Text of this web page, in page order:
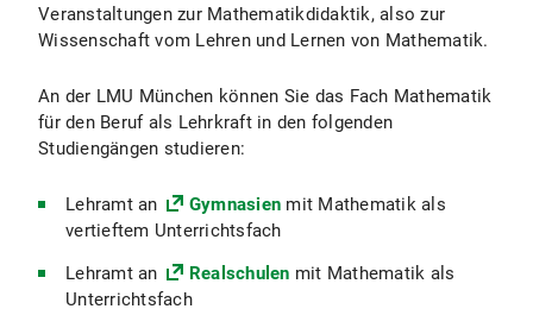
Veranstaltungen zur Mathematikdidaktik, also zur
Wissenschaft vom Lehren und Lernen von Mathematik.
An der LMU München können Sie das Fach Mathematik
für den Beruf als Lehrkraft in den folgenden
Studiengängen studieren:
Lehramt an Gymnasien mit Mathematik als
vertieftem Unterrichtsfach
Lehramt an
Realschulen mit Mathematik als
Unterrichtsfach